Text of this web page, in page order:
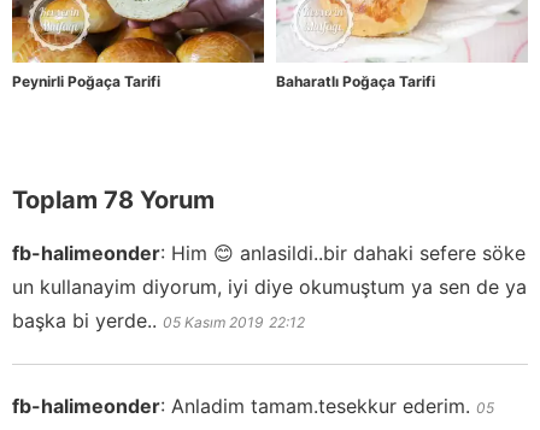
Peynirli Poğaça Tarifi Baharatlı Poğaça Tarifi
Toplam 78 Yorum
fb-halimeonder: Him 😊 anlasildi..bir dahaki sefere söke
un kullanayim diyorum, iyi diye okumuştum ya sen de ya
başka bi yerde.. 05 Kasım 2019 22:12
fb-halimeonder: Anladim tamam.tesekkur ederim. 05